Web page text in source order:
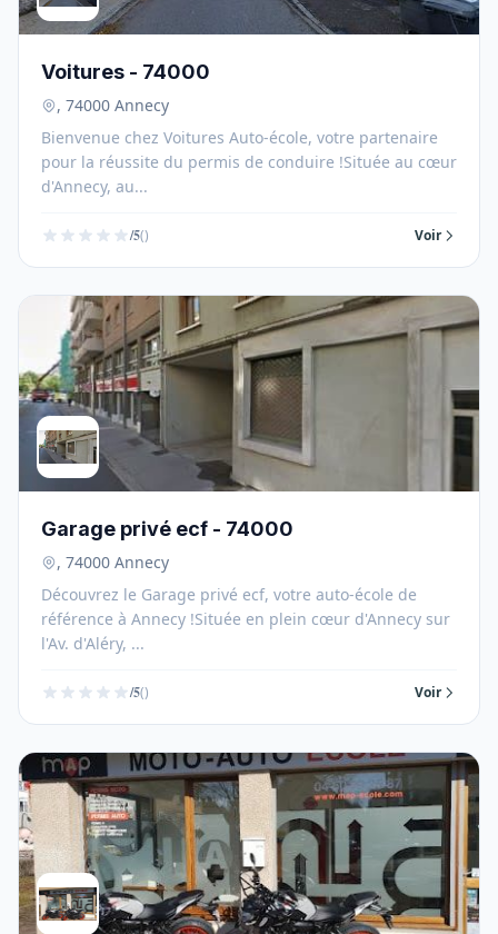
Voitures - 74000
, 74000 Annecy
Bienvenue chez Voitures Auto-école, votre partenaire
pour la réussite du permis de conduire !Située au cœur
d'Annecy, au...
/5() Voir
Garage privé ecf - 74000
, 74000 Annecy
Découvrez le Garage privé ecf, votre auto-école de
référence à Annecy !Située en plein cœur d'Annecy sur
l'Av. d'Aléry, ...
/5() Voir